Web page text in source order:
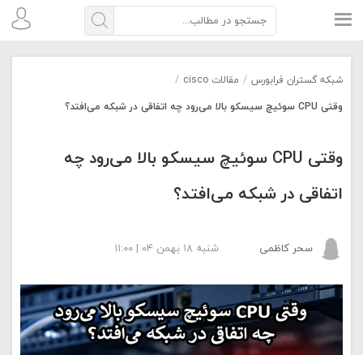
شبکه گستران فرابورس / مقالات cisco
/
وقتی CPU سوئیچ سیسکو بالا می‌رود چه اتفاقی در شبکه می‌افتد؟
وقتی CPU سوئیچ سیسکو بالا می‌رود چه
اتفاقی در شبکه می‌افتد؟
سحر کاظمی شنبه ۱۸ بهمن ۰۴ | ۱۱:۰۰